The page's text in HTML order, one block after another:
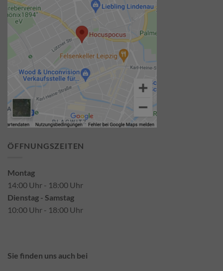
ÖFFNUNGSZEITEN
Montag
14:00 Uhr - 18:00 Uhr
Dienstag - Samstag
10:00 Uhr - 18:00 Uhr
Sie finden uns auch bei